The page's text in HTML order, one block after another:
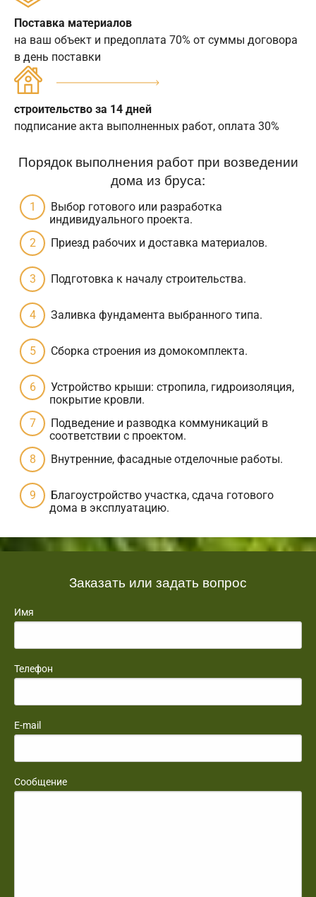
Поставка материалов
на ваш объект и предоплата 70% от суммы договора
в день поставки
строительство за 14 дней
подписание акта выполненных работ, оплата 30%
Порядок выполнения работ при возведении
дома из бруса:
Выбор готового или разработка
индивидуального проекта.
Приезд рабочих и доставка материалов.
Подготовка к началу строительства.
Заливка фундамента выбранного типа.
Сборка строения из домокомплекта.
Устройство крыши: стропила, гидроизоляция,
покрытие кровли.
Подведение и разводка коммуникаций в
соответствии с проектом.
Внутренние, фасадные отделочные работы.
Благоустройство участка, сдача готового
дома в эксплуатацию.
Заказать или задать вопрос
Имя
Телефон
E-mail
Сообщение